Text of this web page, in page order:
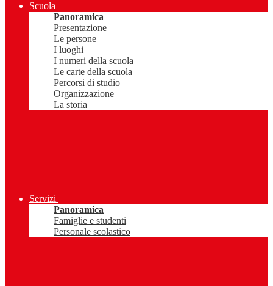
Scuola
Panoramica
Presentazione
Le persone
I luoghi
I numeri della scuola
Le carte della scuola
Percorsi di studio
Organizzazione
La storia
Servizi
Panoramica
Famiglie e studenti
Personale scolastico